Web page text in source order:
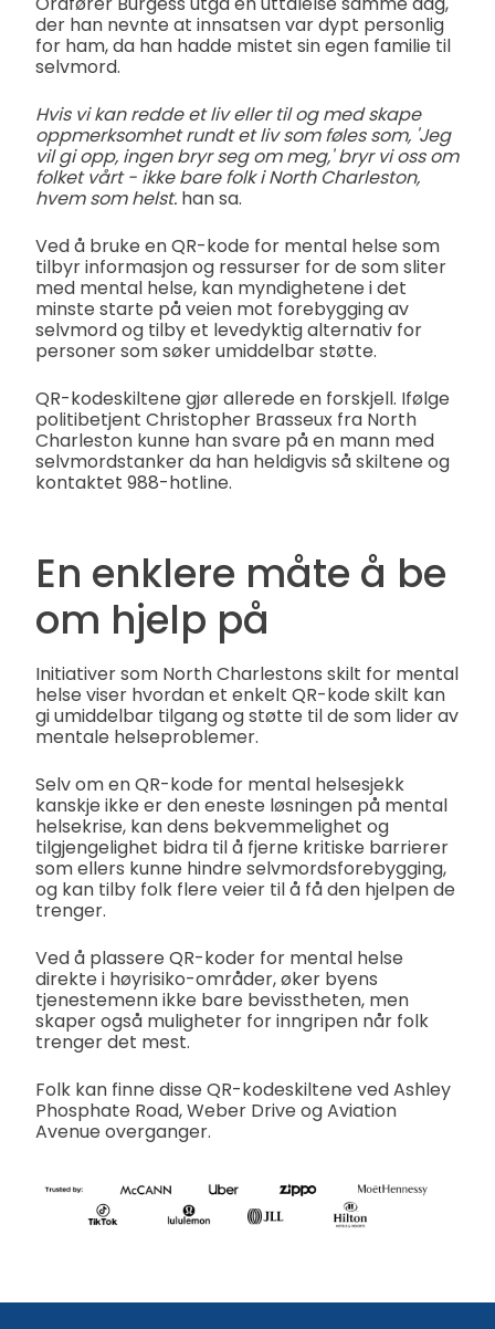
der han nevnte at innsatsen var dypt personlig
for ham, da han hadde mistet sin egen familie til
selvmord.
Hvis vi kan redde et liv eller til og med skape
oppmerksomhet rundt et liv som føles som, 'Jeg
vil gi opp, ingen bryr seg om meg,' bryr vi oss om
folket vårt - ikke bare folk i North Charleston,
hvem som helst. han sa.
Ved å bruke en QR-kode for mental helse som
tilbyr informasjon og ressurser for de som sliter
med mental helse, kan myndighetene i det
minste starte på veien mot forebygging av
selvmord og tilby et levedyktig alternativ for
personer som søker umiddelbar støtte.
QR-kodeskiltene gjør allerede en forskjell. Ifølge
politibetjent Christopher Brasseux fra North
Charleston kunne han svare på en mann med
selvmordstanker da han heldigvis så skiltene og
kontaktet 988-hotline.
En enklere måte å be
om hjelp på
Initiativer som North Charlestons skilt for mental
helse viser hvordan et enkelt QR-kode skilt kan
gi umiddelbar tilgang og støtte til de som lider av
mentale helseproblemer.
Selv om en QR-kode for mental helsesjekk
kanskje ikke er den eneste løsningen på mental
helsekrise, kan dens bekvemmelighet og
tilgjengelighet bidra til å fjerne kritiske barrierer
som ellers kunne hindre selvmordsforebygging,
og kan tilby folk flere veier til å få den hjelpen de
trenger.
Ved å plassere QR-koder for mental helse
direkte i høyrisiko-områder, øker byens
tjenestemenn ikke bare bevisstheten, men
skaper også muligheter for inngripen når folk
trenger det mest.
Folk kan finne disse QR-kodeskiltene ved Ashley
Phosphate Road, Weber Drive og Aviation
Avenue overganger.